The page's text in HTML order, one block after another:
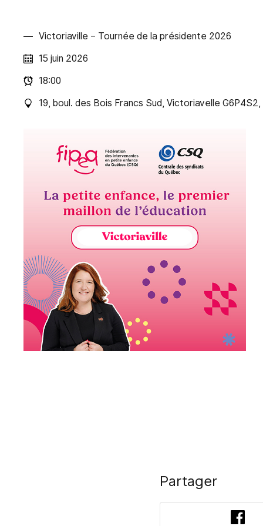
Victoriaville – Tournée de la présidente 2026
15 juin 2026
18:00
19, boul. des Bois Francs Sud, Victoriavelle G6P4S2,
Partager